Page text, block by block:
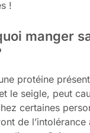
!
manger
protéine
le seigle, peut
certaines
de l’intolérance